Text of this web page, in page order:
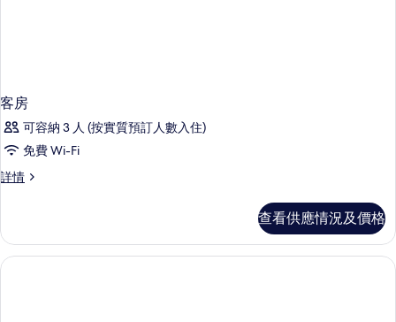
客房
可容納 3 人 (按實質預訂人數入住)
免費 Wi-Fi
詳情
客
查看供應情況及價格